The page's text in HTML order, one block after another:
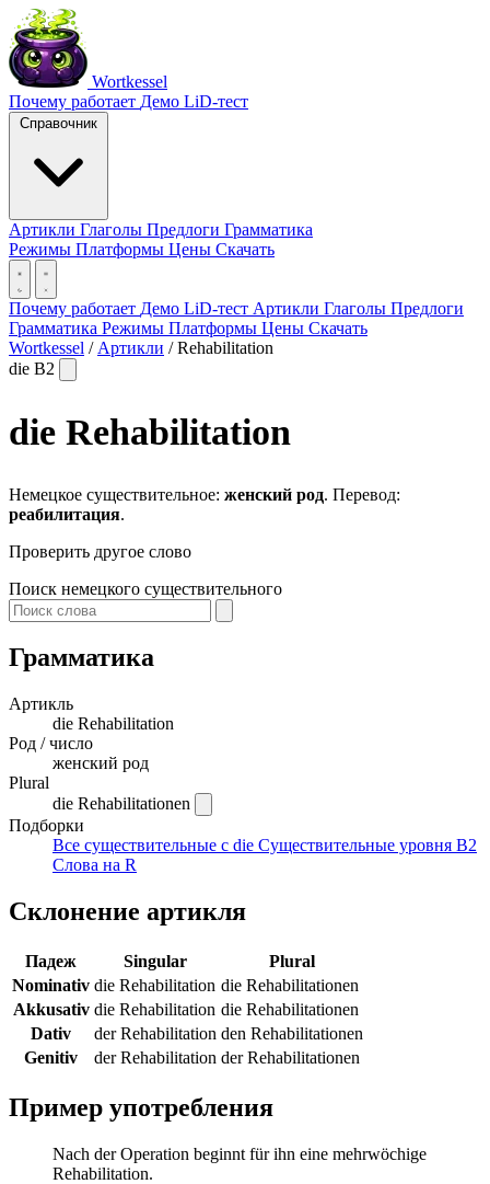
Wortkessel
Почему работает Демо LiD-тест
Справочник
Артикли Глаголы Предлоги Грамматика
Режимы Платформы Цены Скачать
Почему работает Демо LiD-тест Артикли Глаголы Предлоги
Грамматика Режимы Платформы Цены Скачать
Wortkessel / Артикли / Rehabilitation
die B2
die Rehabilitation
Немецкое существительное: женский род. Перевод:
реабилитация.
Проверить другое слово
Поиск немецкого существительного
Грамматика
Артикль
die Rehabilitation
Род / число
женский род
Plural
die Rehabilitationen
Подборки
Все существительные с die Существительные уровня B2
Слова на R
Склонение артикля
Падеж Singular
Plural
Nominativ die Rehabilitation die Rehabilitationen
Akkusativ die Rehabilitation die Rehabilitationen
Dativ
der Rehabilitation den Rehabilitationen
Genitiv
der Rehabilitation der Rehabilitationen
Пример употребления
Nach der Operation beginnt für ihn eine mehrwöchige
Rehabilitation.